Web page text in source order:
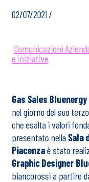
02/07/2021 /
Comunicazioni
e iniziative
Gas Sales
nel giorno del suo
che esalta i valori
presentato nella Sala
Piacenzaè stato
Graphic Designer
biancorossi a partire